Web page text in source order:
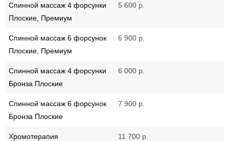
Спинной массаж 4 форсунки
Плоские, Премиум
5 600 р.
Спинной массаж 6 форсунок
Плоские, Премиум
6 900 р.
Спинной массаж 4 форсунки
Бронза Плоские
6 000 р.
Спинной массаж 6 форсунок
Бронза Плоские
7 900 р.
Хромотерапия 11 700 р.